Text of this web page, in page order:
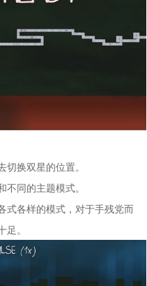
换双星的位置。
同的主题模式。
式各样的模式，对于手残党而
。